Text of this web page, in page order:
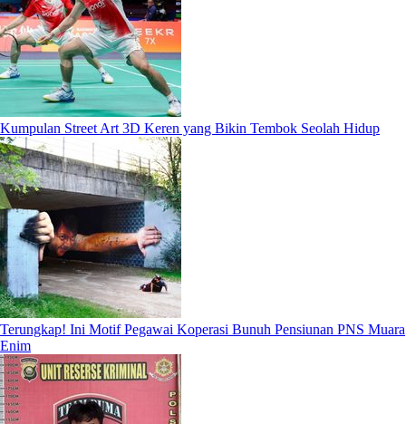
Kumpulan Street Art 3D Keren yang Bikin Tembok Seolah Hidup
Terungkap! Ini Motif Pegawai Koperasi Bunuh Pensiunan PNS Muara
Enim